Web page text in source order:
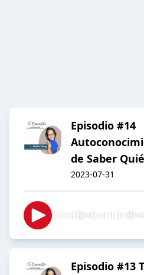
Episodio #14
de Saber
2023-07-31
Episodio #13